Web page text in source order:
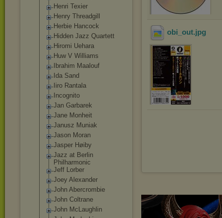
Henri Texier
Henry Threadgill
Herbie Hancock
Hidden Jazz Quartett
Hiromi Uehara
Huw V Williams
Ibrahim Maalouf
Ida Sand
Iiro Rantala
Incognito
Jan Garbarek
Jane Monheit
Janusz Muniak
Jason Moran
Jasper Høiby
Jazz at Berlin
Philharmonic
Jeff Lorber
Joey Alexander
John Abercrombie
John Coltrane
John McLaughlin
obi_out.jpg